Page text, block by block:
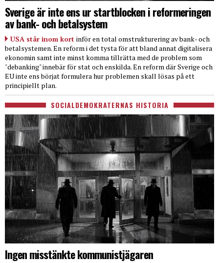
Sverige är inte ens ur startblocken i reformeringen
av bank- och betalsystem
USA står inom kort inför en total omstrukturering av bank- och
betalsystemen. En reform i det tysta för att bland annat digitalisera
ekonomin samt inte minst komma tillrätta med de problem som
"debanking" innebär för stat och enskilda. En reform där Sverige och
EU inte ens börjat formulera hur problemen skall lösas på ett
principiellt plan.
SOCIALDEMOKRATERNAS HISTORIA
Ingen misstänkte kommunistjägaren